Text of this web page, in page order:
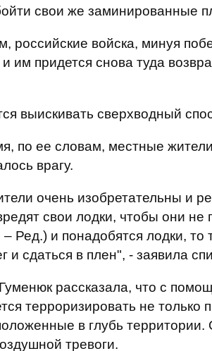
свои же заминированные
российские войска, минуя
им придется снова туда
выискивать сверхводный
по ее словам, местные
врагу.
очень изобретательны и
свои лодки, чтобы они не
– Ред.) и понадобятся лодки,
и сдаться в плен", - заявила
рассказала, что с
терроризировать не
в глубь
тревоги.